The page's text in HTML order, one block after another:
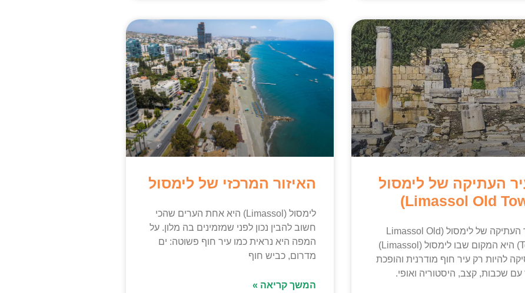
העתיקה של לימסול
העיר העתיקה של לימסול (Limassol Old
Town) היא המקום שבו לימסול (Limassol)
להיות רק עיר חוף מודרנית והופכת
עם שכבות, קצב, היסטוריה ואופי.
האיזור המרכזי של לימסול
לימסול (Limassol) היא אחת הערים שהכי
חשוב להבין נכון לפני שמזמינים בה מלון. על
המפה היא נראית כמו עיר חוף פשוטה: ים
מדרום, כביש חוף
המשך קריאה »